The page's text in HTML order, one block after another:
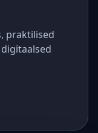
praktilised